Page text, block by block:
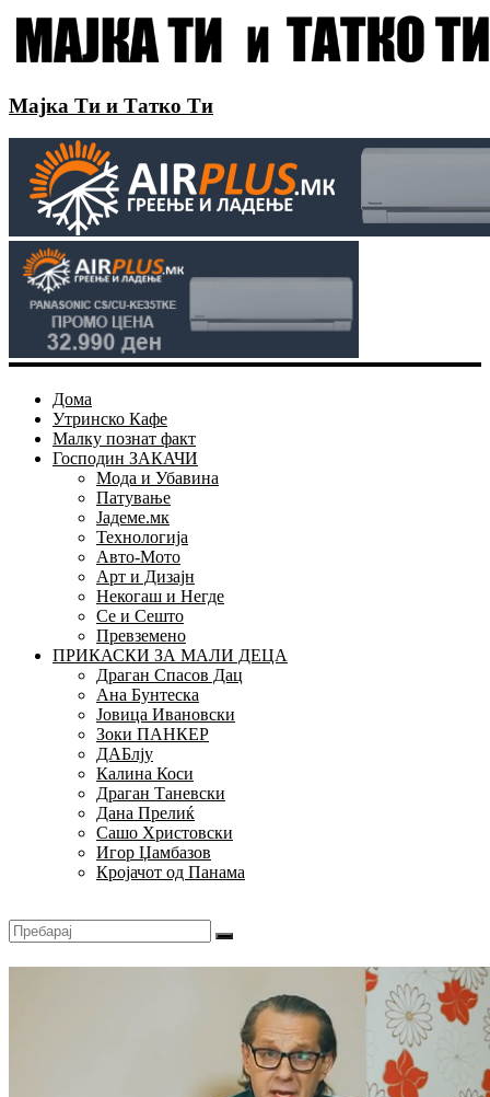
Мајка Ти и Татко Ти
Дома
Утринско Кафе
Малку познат факт
Господин ЗАКАЧИ
Мода и Убавина
Патување
Јадеме.мк
Технологија
Авто-Мото
Арт и Дизајн
Некогаш и Негде
Се и Сешто
Превземено
ПРИКАСКИ ЗА МАЛИ ДЕЦА
Драган Спасов Дац
Ана Бунтеска
Јовица Ивановски
Зоки ПАНКЕР
ДАБлју
Калина Коси
Драган Таневски
Дана Прелиќ
Сашо Христовски
Игор Џамбазов
Кројачот од Панама